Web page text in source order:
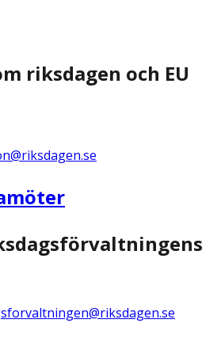
riksdagen och EU